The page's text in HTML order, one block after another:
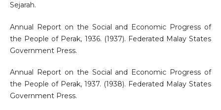
Sejarah.
Annual Report on the Social and Economic Progress of
the People of Perak, 1936. (1937). Federated Malay States
Government Press.
Annual Report on the Social and Economic Progress of
the People of Perak, 1937. (1938). Federated Malay States
Government Press.